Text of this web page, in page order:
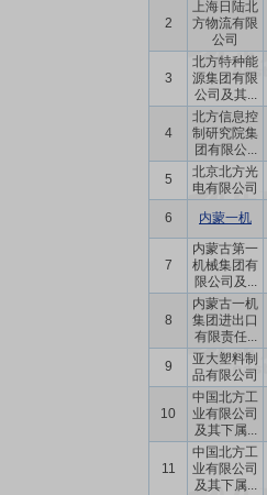
2
上海日陆北
方物流有限
公司
3
北方特种能
源集团有限
公司及其...
4
北方信息控
制研究院集
团有限公...
5
北京北方光
电有限公司
6 内蒙一机
7
内蒙古第一
机械集团有
限公司及...
8
内蒙古一机
集团进出口
有限责任...
9
亚大塑料制
品有限公司
10
中国北方工
业有限公司
及其下属...
11
中国北方工
业有限公司
及其下属...